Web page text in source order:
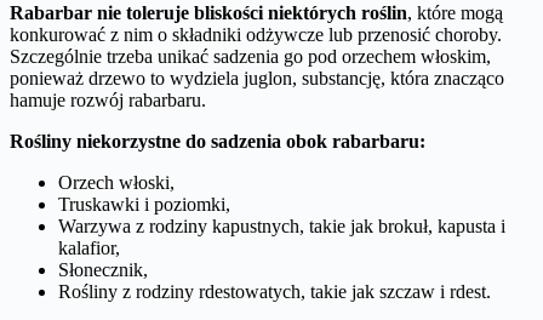
Rabarbar nie toleruje bliskości niektórych roślin, które mogą
konkurować z nim o składniki odżywcze lub przenosić choroby.
Szczególnie trzeba unikać sadzenia go pod orzechem włoskim,
ponieważ drzewo to wydziela juglon, substancję, która znacząco
hamuje rozwój rabarbaru.
Rośliny niekorzystne do sadzenia obok rabarbaru:
Orzech włoski,
Truskawki i poziomki,
Warzywa z rodziny kapustnych, takie jak brokuł, kapusta i
kalafior,
Słonecznik,
Rośliny z rodziny rdestowatych, takie jak szczaw i rdest.